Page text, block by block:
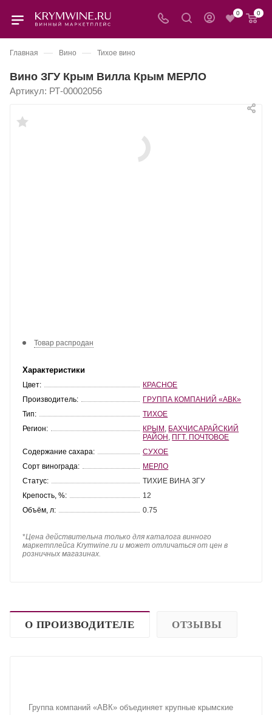
0 0
Главная — Вино — Тихое вино
Вино ЗГУ Крым Вилла Крым МЕРЛО
Артикул: РТ-00002056
Товар распродан
Характеристики
Цвет:
КРАСНОЕ
Производитель:
ГРУППА КОМПАНИЙ «АВК»
Тип:
ТИХОЕ
Регион:
КРЫМ БАХЧИСАРАЙСКИЙ
РАЙОН ПГТ. ПОЧТОВОЕ
Содержание сахара:
СУХОЕ
Сорт винограда:
МЕРЛО
Статус:
ТИХИЕ ВИНА ЗГУ
Крепость, %:
12
Объём, л:
0.75
*Цена действительна только для каталога винного
маркетплейса Krymwine.ru и может отличаться от цен в
розничных магазинах.
О ПРОИЗВОДИТЕЛЕ ОТЗЫВЫ
Группа компаний «АВК» объединяет крупные крымские